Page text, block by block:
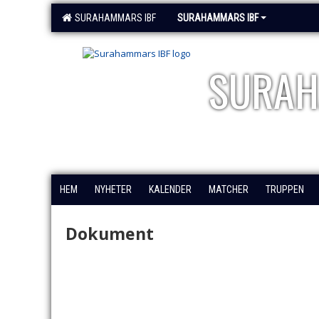
SURAHAMMARS IBF SURAHAMMARS IBF
HEM NYHETER KALENDER MATCHER TRUPPEN
Dokument